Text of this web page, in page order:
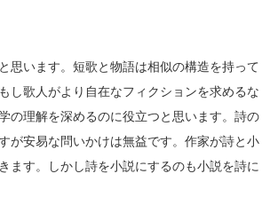
います。短歌と物語は相似の構造を持って
し歌人がより自在なフィクションを求めるな
の理解を深めるのに役立つと思います。詩の
が安易な問いかけは無益です。作家が詩と小
ます。しかし詩を小説にするのも小説を詩に